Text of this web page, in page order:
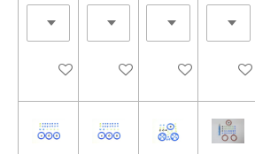
In den WarenkorbIn den Warenkorb
In den In